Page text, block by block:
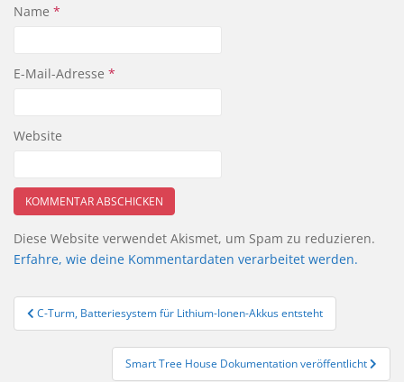
Name *
E-Mail-Adresse *
Website
Diese Website verwendet Akismet, um Spam zu reduzieren.
Erfahre, wie deine Kommentardaten verarbeitet werden.
Beitragsnavigation
C-Turm, Batteriesystem für Lithium-Ionen-Akkus entsteht
Smart Tree House Dokumentation veröffentlicht